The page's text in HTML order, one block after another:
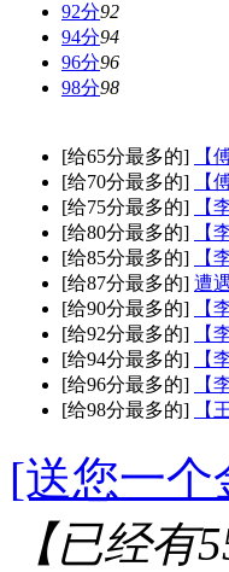
92分92
94分94
96分96
98分98
[给65分最多的]
【
[给70分最多的]
【
[给75分最多的]
【
[给80分最多的]
【
[给85分最多的]
【
[给87分最多的] 遭
[给90分最多的]
【
[给92分最多的]
【
[给94分最多的]
【
[给96分最多的]
【
[给98分最多的]
【
[送您一个
【已经有